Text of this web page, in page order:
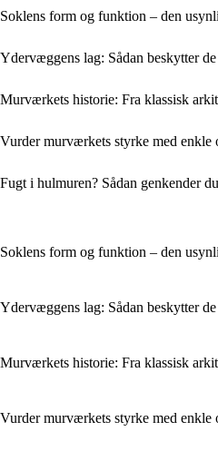
Soklens form og funktion – den
Ydervæggens lag: Sådan beskytter
Murværkets historie: Fra klassisk
Vurder murværkets styrke med enkle
Fugt i hulmuren? Sådan genkender
Soklens form og funktion – den
Ydervæggens lag: Sådan beskytter
Murværkets historie: Fra klassisk
Vurder murværkets styrke med enkle